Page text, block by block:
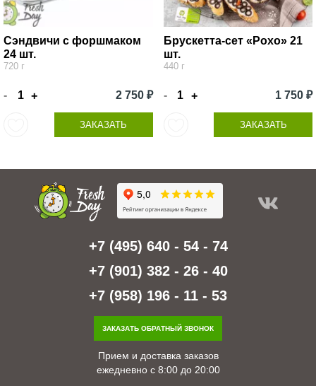
Сэндвичи с форшмаком
24 шт.
720 г
- + 2 750 ₽
ЗАКАЗАТЬ
Брускетта-сет «Рохо» 21
шт.
440 г
- + 1 750 ₽
ЗАКАЗАТЬ
+7 (495) 640 - 54 - 74
+7 (901) 382 - 26 - 40
+7 (958) 196 - 11 - 53
ЗАКАЗАТЬ ОБРАТНЫЙ ЗВОНОК
Прием и доставка заказов
ежедневно с 8:00 до 20:00